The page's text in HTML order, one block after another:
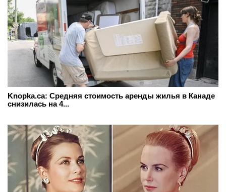
Knopka.ca: Средняя стоимость аренды жилья в Канаде
снизилась на 4...